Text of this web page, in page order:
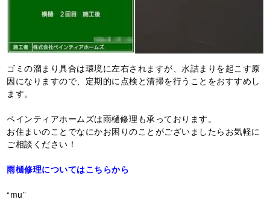
ゴミの溜まり具合は環境に左右されますが、水詰まりを起こす原
因になりますので、定期的に点検と清掃を行うことをおすすめし
ます。
ペインティアホームズは雨樋修理も承っております。
お住まいのことでなにかお困りのことがございましたらお気軽に
ご相談ください！
雨樋修理についてはこちらから
“mu”